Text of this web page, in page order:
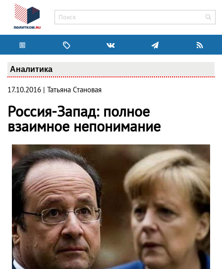
Аналитика
17.10.2016 | Татьяна Становая
Россия-Запад: полное
взаимное непонимание